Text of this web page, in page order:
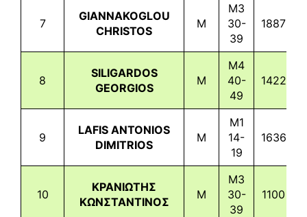
7
GIANNAKOGLOU
CHRISTOS
M
M3
30-
39
1887
8
SILIGARDOS
GEORGIOS
M
M4
40-
49
1422
9
LAFIS ANTONIOS
DIMITRIOS
M
M1
14-
19
1636
10
ΚΡΑΝΙΩΤΗΣ
ΚΩΝΣΤΑΝΤΙΝΟΣ
M
M3
30-
39
1100